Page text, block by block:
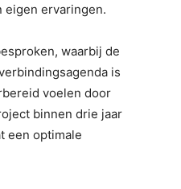
eigen ervaringen.
waarbij de
is
voelen door
binnen drie jaar
een optimale